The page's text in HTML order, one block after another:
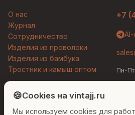
О нас
Журнал
Сотрудничество
Изделия из проволоки
Изделия из бамбука
Тростник и камыш оптом
+7
Пн-
© 2026 Vintajj. Все права защищены.
🍪Cookies на vintajj.ru
Мы используем cookies для
Людмила
Привет! Я Людмила, ваш